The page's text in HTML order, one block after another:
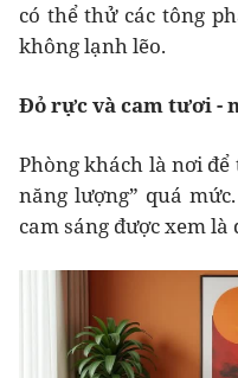
có thể thử các tông
không lạnh lẽo.
Đỏ rực và cam tươi -
Phòng khách là nơi
năng lượng” quá
cam sáng được xem